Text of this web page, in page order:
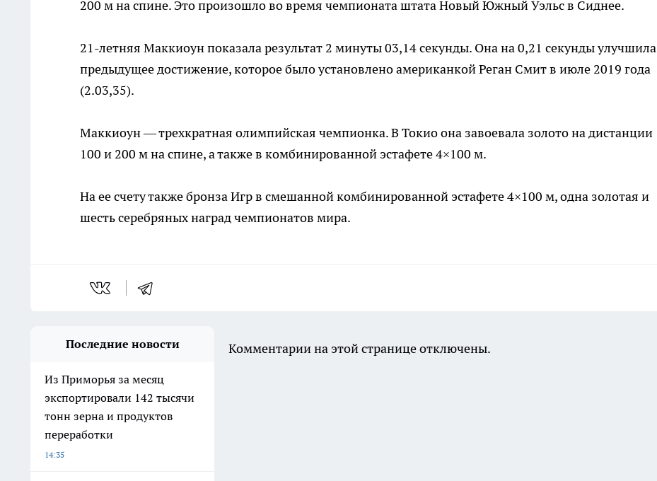
200 м на спине. Это произошло во время чемпионата штата Новый Южный Уэльс в Сиднее.
21-летняя Маккиоун показала результат 2 минуты 03,14 секунды. Она на 0,21 секунды улучшила
предыдущее достижение, которое было установлено американкой Реган Смит в июле 2019 года
(2.03,35).
Маккиоун — трехкратная олимпийская чемпионка. В Токио она завоевала золото на дистанции
100 и 200 м на спине, а также в комбинированной эстафете 4×100 м.
На ее счету также бронза Игр в смешанной комбинированной эстафете 4×100 м, одна золотая и
шесть серебряных наград чемпионатов мира.
Последние новости
Из Приморья за месяц
экспортировали 142 тысячи
тонн зерна и продуктов
переработки
14:35
Комментарии на этой странице отключены.